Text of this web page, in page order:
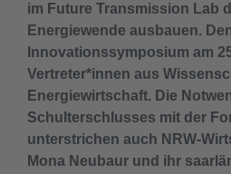
im Future Transmission Lab
Energiewende ausbauen.
Innovationssymposium am
Vertreter*innen aus
Energiewirtschaft. Die
Schulterschlusses mit der
unterstrichen auch NRW-
Mona Neubaur und ihr